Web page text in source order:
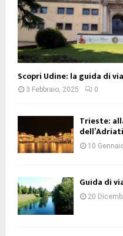
Scopri Udine: la guida di
3 Febbraio, 2025 0
Trieste:
10
Guida di
20